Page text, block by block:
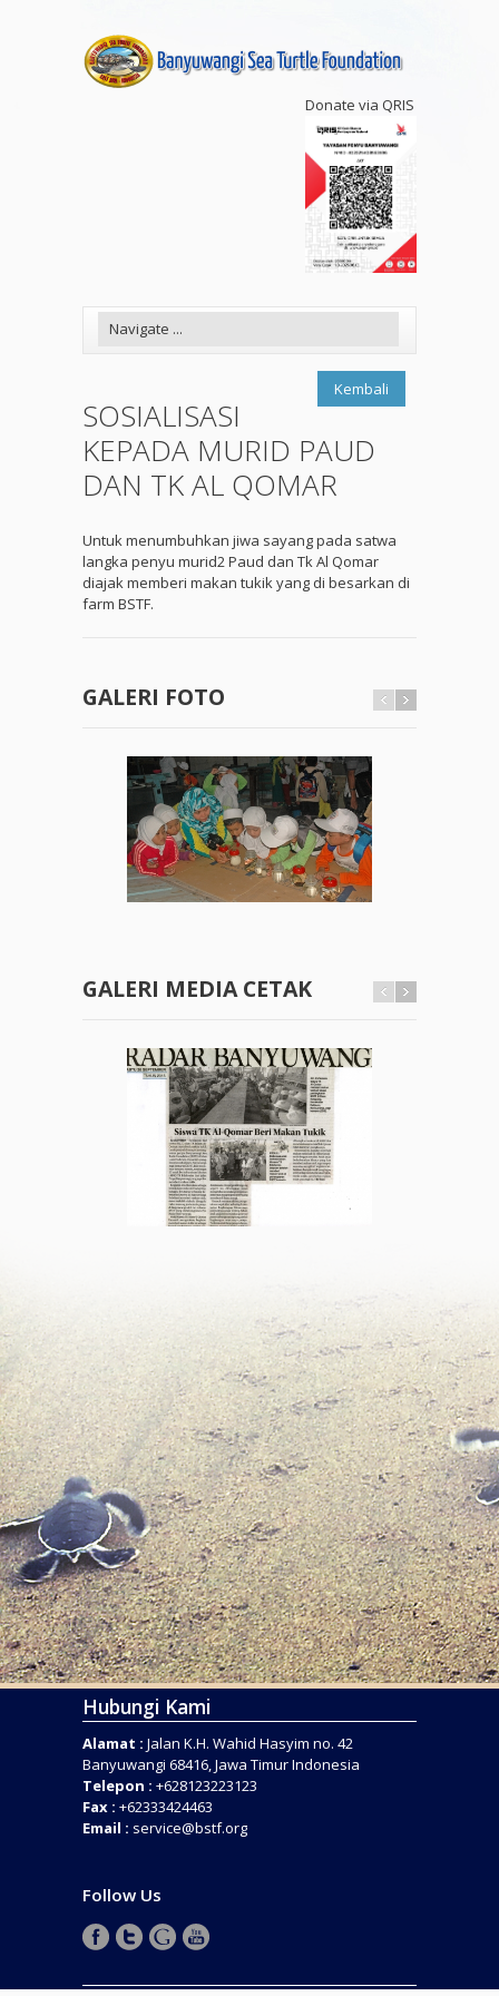
Donate via QRIS
Kembali
SOSIALISASI
KEPADA MURID PAUD
DAN TK AL QOMAR
Untuk menumbuhkan jiwa sayang pada satwa
langka penyu murid2 Paud dan Tk Al Qomar
diajak memberi makan tukik yang di besarkan di
farm BSTF.
GALERI FOTO
GALERI MEDIA CETAK
Hubungi Kami
Alamat : Jalan K.H. Wahid Hasyim no. 42
Banyuwangi 68416, Jawa Timur Indonesia
Telepon : +628123223123
Fax : +62333424463
Email : service@bstf.org
Follow Us